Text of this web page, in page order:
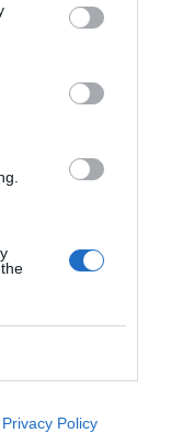
Privacy Policy